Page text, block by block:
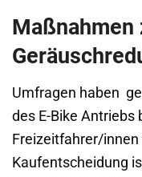
Maßnahmen
Umfragen haben
des E-Bike Antriebs
Freizeitfahrer/
Kaufentscheidung